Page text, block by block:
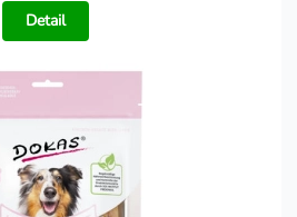
Detail